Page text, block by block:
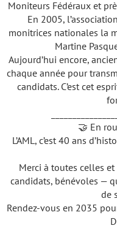
Moniteurs Fédéraux et
En 2005,
monitrices nationales la
Martine
Aujourd’hui encore,
chaque année pour
candidats. C’est cet
🤝 En
L’AML, c’est 40 ans
Merci à toutes celles
candidats, bénévoles —
de
Rendez-vous en 2035